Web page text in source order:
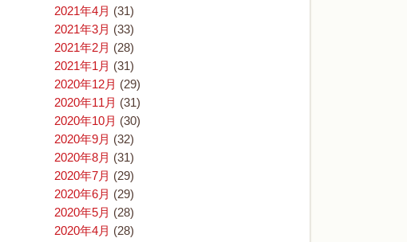
2021年4月 (31)
2021年3月 (33)
2021年2月 (28)
2021年1月 (31)
2020年12月 (29)
2020年11月 (31)
2020年10月 (30)
2020年9月 (32)
2020年8月 (31)
2020年7月 (29)
2020年6月 (29)
2020年5月 (28)
2020年4月 (28)